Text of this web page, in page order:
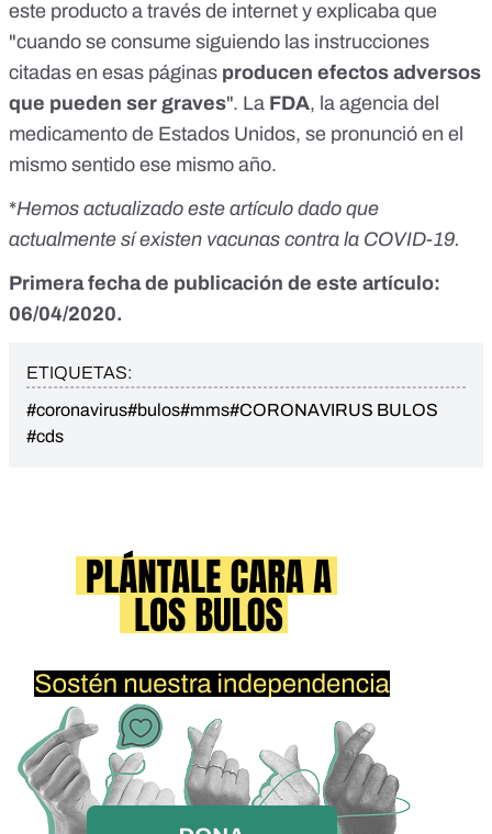
este producto a través de internet y explicaba que
"cuando se consume siguiendo las instrucciones
citadas en esas páginas producen efectos adversos
que pueden ser graves". La FDA, la agencia del
medicamento de Estados Unidos, se pronunció en el
mismo sentido ese mismo año.
*Hemos actualizado este artículo dado que
actualmente sí existen vacunas contra la COVID-19.
Primera fecha de publicación de este artículo:
06/04/2020.
ETIQUETAS:
#coronavirus#bulos#mms#CORONAVIRUS BULOS
#cds